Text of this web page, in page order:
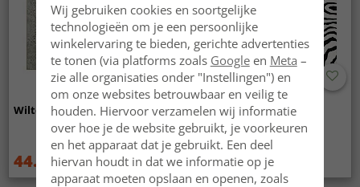
Wilton - Mateur (beige)
44.99 € 59.99 €
Wilton - Zebra (zwart/wit)
44.99 € 59.99 €
Wij gebruiken cookies en soortgelijke
technologieën om je een persoonlijke
winkelervaring te bieden, gerichte advertenties
te tonen (via platforms zoals Googleen Meta –
zie alle organisaties onder "Instellingen") en
om onze websites betrouwbaar en veilig te
houden. Hiervoor verzamelen wij informatie
over hoe je de website gebruikt, je voorkeuren
en het apparaat dat je gebruikt. Een deel
hiervan houdt in dat we informatie op je
apparaat moeten opslaan en openen, zoals